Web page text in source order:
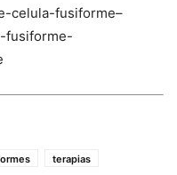
celula-fusiforme–
fusiforme-
terapias